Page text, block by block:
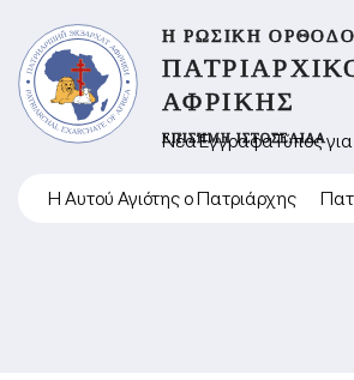
Η ΡΩΣΙΚΉ
ΑΦΡΙΚΉΣ
ΕΠΊΣΗΜΗ ΙΣΤΟΣΕΛΊΔΑ
ΝέαΈγγραφαΤύπος
Η Αυτού Αγιότης ο Πατριάρχης